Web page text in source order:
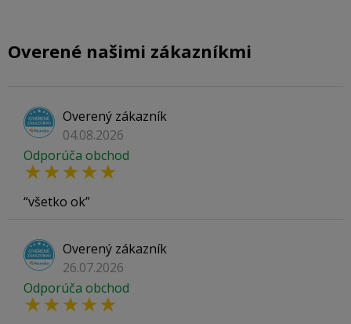
Overené našimi zákazníkmi
Overený zákazník
04.08.2026
Odporúča obchod
všetko ok
Overený zákazník
26.07.2026
Odporúča obchod